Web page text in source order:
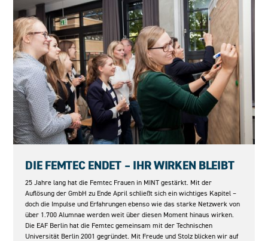
DIE FEMTEC ENDET – IHR WIRKEN BLEIBT
25 Jahre lang hat die Femtec Frauen in MINT gestärkt. Mit der
Auflösung der GmbH zu Ende April schließt sich ein wichtiges Kapitel –
doch die Impulse und Erfahrungen ebenso wie das starke Netzwerk von
über 1.700 Alumnae werden weit über diesen Moment hinaus wirken.
Die EAF Berlin hat die Femtec gemeinsam mit der Technischen
Universität Berlin 2001 gegründet. Mit Freude und Stolz blicken wir auf